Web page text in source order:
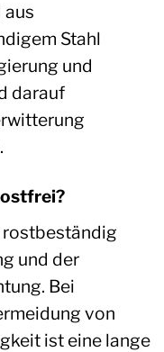
aus
Stahl
und
darauf
und der
Bei
von
ist eine lange